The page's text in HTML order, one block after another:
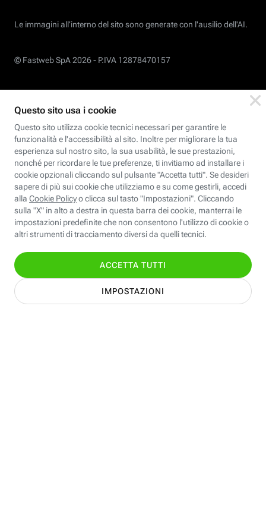
Le immagini all’interno del sito sono generate con l'ausilio dell'AI.
© Fastweb SpA 2026 - P.IVA 12878470157